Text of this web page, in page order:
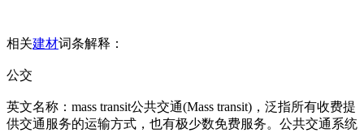
相关建材词条解释：
公交
英文名称：mass transit公共交通(Mass transit)，泛指所有收费提
供交通服务的运输方式，也有极少数免费服务。公共交通系统